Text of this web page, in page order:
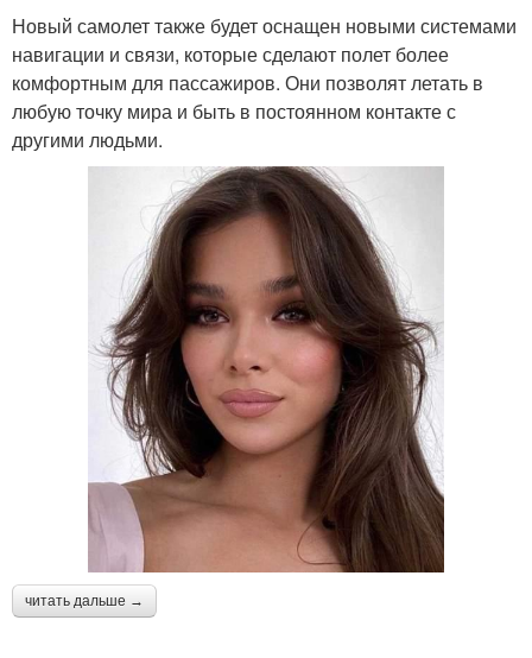
Новый самолет также будет оснащен новыми системами
навигации и связи, которые сделают полет более
комфортным для пассажиров. Они позволят летать в
любую точку мира и быть в постоянном контакте с
другими людьми.
читать дальше →